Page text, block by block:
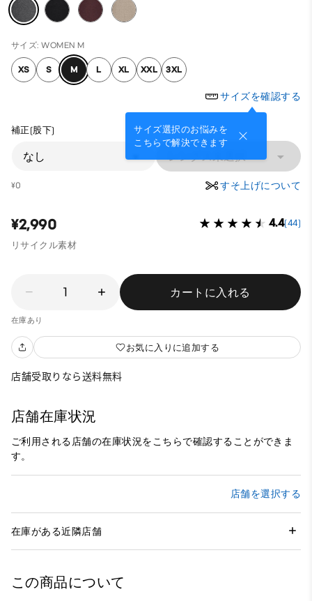
サイズ: WOMEN M
XS S M L XL XXL 3XL
サイズを確認する
サイズ選択のお悩みを
こちらで解決できます
補正(股下)
なし レングス未選択
¥0 すそ上げについて
¥2,990 4.4(44)
リサイクル素材
1 カートに入れる
在庫あり
お気に入りに追加する
店舗受取りなら送料無料
店舗在庫状況
ご利用される店舗の在庫状況をこちらで確認することができま
す。
店舗を選択する
在庫がある近隣店舗
この商品について